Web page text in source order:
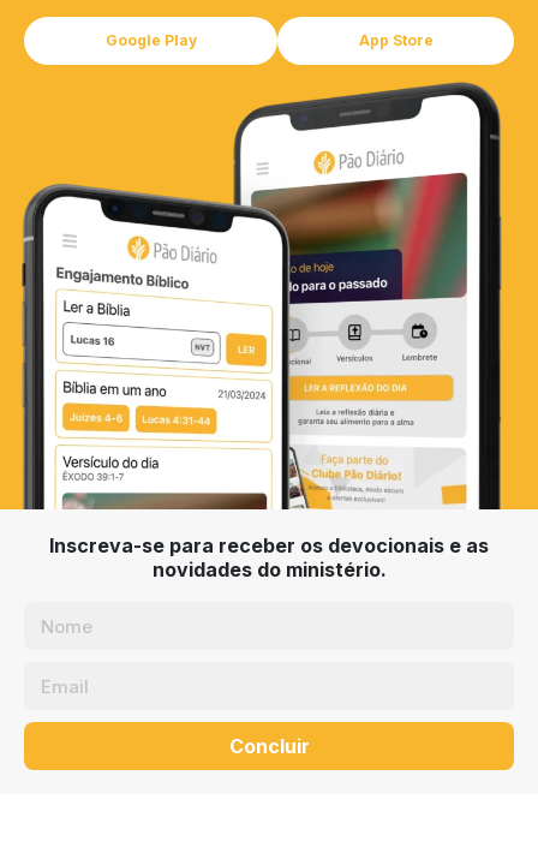
Google Play App Store
Inscreva-se para receber os devocionais e as
novidades do ministério.
Concluir